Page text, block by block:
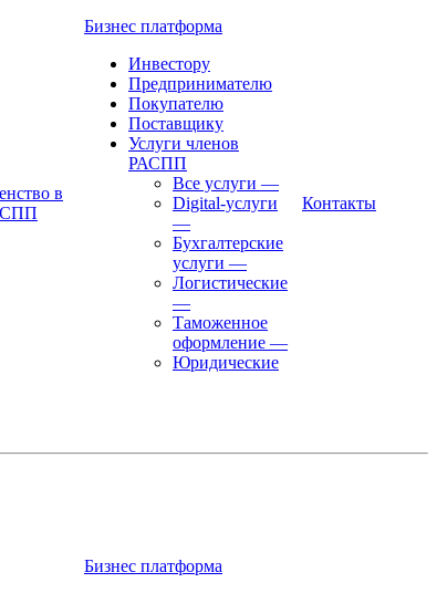
в
Бизнес платформа
Инвестору
Предпринимателю
Покупателю
Поставщику
Услуги членов
РАСПП
Все услуги —
Digital-услуги
—
Бухгалтерские
услуги —
Логистические
—
Таможенное
оформление —
Юридические
Контакты
Бизнес платформа